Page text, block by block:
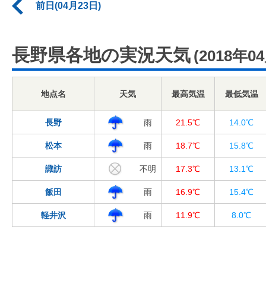
前日(04月23日)
長野県各地の実況天気 (2018年
地点名 天気 最高気温 最低気温
長野 雨 21.5℃ 14.0℃
松本 雨 18.7℃ 15.8℃
諏訪 不明 17.3℃ 13.1℃
飯田 雨 16.9℃ 15.4℃
軽井沢 雨 11.9℃ 8.0℃